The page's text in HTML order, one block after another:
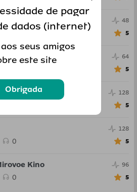
48
5
64
5
Tempo
128
5
0
128
5
Kino
0
96
5
de pagar
dados (internet)
seus amigos
este site
Obrigada